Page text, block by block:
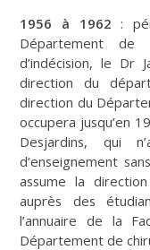
1956 à 1962 :
Département
d’indécision, le Dr
direction du
direction du
occupera jusqu’en
Desjardins, qui
d’enseignement
assume la
auprès des
l’annuaire de la
Département de